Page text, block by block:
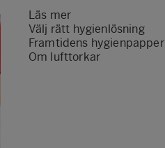
Läs mer
Välj rätt hygienlösning
Framtidens hygienpapper
Om lufttorkar